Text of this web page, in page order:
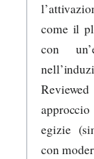
come il
con
egizie
con